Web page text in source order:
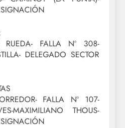
FALLA Nº 308-
DELEGADO SECTOR
FALLA Nº 107-
MAXIMILIANO THOUS-